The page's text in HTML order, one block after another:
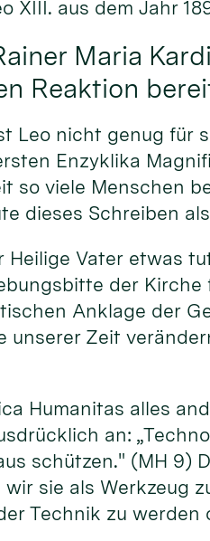
XIII. aus dem Jahr
Maria
Reaktion
Leo nicht genug für
Enzyklika
so viele Menschen
dieses Schreiben
Heilige Vater etwas
der
Anklage der
unserer Zeit
Humanitas alles
an:
schützen." (MH 9)
wir sie als Werkzeug
Technik zu